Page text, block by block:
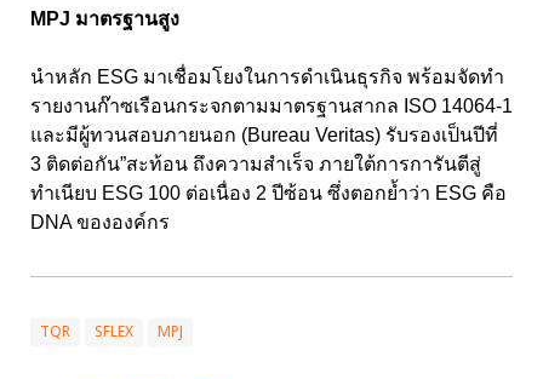
MPJ มาตรฐานสูง
นำหลัก ESG มาเชื่อมโยงในการดำเนินธุรกิจ พร้อมจัดทำ
รายงานก๊าซเรือนกระจกตามมาตรฐานสากล ISO 14064-1
และมีผู้ทวนสอบภายนอก (Bureau Veritas) รับรองเป็นปีที่
3 ติดต่อกัน”สะท้อน ถึงความสำเร็จ ภายใต้การการันตีสู่
ทำเนียบ ESG 100 ต่อเนื่อง 2 ปีซ้อน ซึ่งตอกย้ำว่า ESG คือ
DNA ขององค์กร
TQR SFLEX MPJ